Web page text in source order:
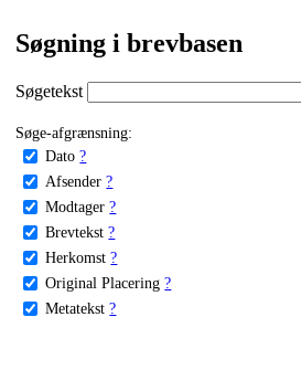
Søgning i brevbasen
Søgetekst
Søge-afgrænsning:
Dato ?
Afsender ?
Modtager ?
Brevtekst ?
Herkomst ?
Original Placering ?
Metatekst ?